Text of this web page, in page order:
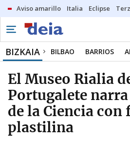
Aviso amarillo Italia Eclipse
BIZKAIA BILBAO BARRIOS
El Museo Rialia
Portugalete
de la Ciencia con
plastilina